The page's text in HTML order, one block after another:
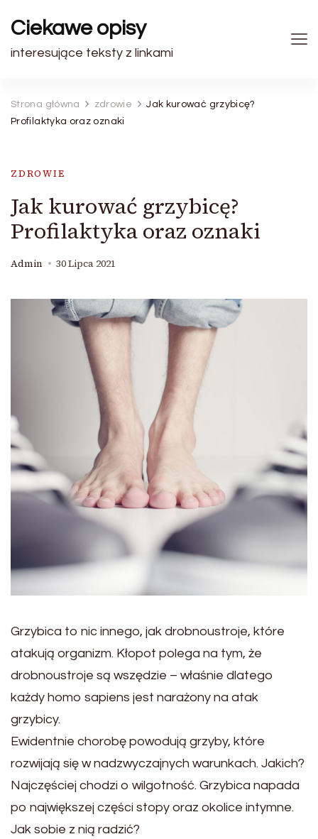
Ciekawe opisy
interesujące teksty z linkami
Strona główna zdrowie
Jak kurować grzybicę?
Profilaktyka oraz oznaki
ZDROWIE
Jak kurować grzybicę?
Profilaktyka oraz oznaki
Admin 30 Lipca 2021
Grzybica to nic innego, jak drobnoustroje, które
atakują organizm. Kłopot polega na tym, że
drobnoustroje są wszędzie – właśnie dlatego
każdy homo sapiens jest narażony na atak
grzybicy.
Ewidentnie chorobę powodują grzyby, które
rozwijają się w nadzwyczajnych warunkach. Jakich?
Najczęściej chodzi o wilgotność. Grzybica napada
po największej części stopy oraz okolice intymne.
Jak sobie z nią radzić?